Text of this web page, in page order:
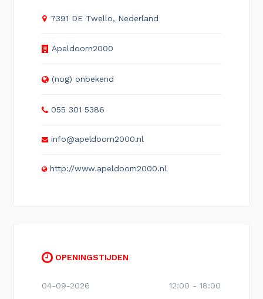
7391 DE Twello, Nederland
Apeldoorn2000
(nog) onbekend
055 301 5386
info@apeldoorn2000.nl
http://www.apeldoorn2000.nl
OPENINGSTIJDEN
04-09-2026 12:00 - 18:00